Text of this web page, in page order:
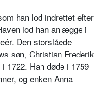
han lod indrettet efter
lod han anlægge i
Den storslåede
søn, Christian Frederik
1722. Han døde i 1759
og enken Anna